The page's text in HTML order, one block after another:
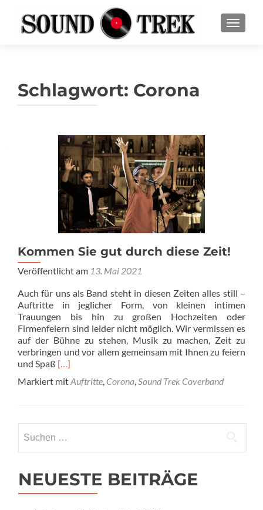
Schlagwort: Corona
Kommen Sie gut durch diese Zeit!
Veröffentlicht am 13. Mai 2021
Auch für uns als Band steht in diesen Zeiten alles still –
Auftritte in jeglicher Form, von kleinen intimen
Trauungen bis hin zu großen Hochzeiten oder
Firmenfeiern sind leider nicht möglich. Wir vermissen es
auf der Bühne zu stehen, Musik zu machen, Zeit zu
verbringen und vor allem gemeinsam mit Ihnen zu feiern
und Spaß Read
about
gut
[…]
Markiert mitAuftritte Corona Sound Trek Coverband
nach:
NEUESTE BEITRÄGE